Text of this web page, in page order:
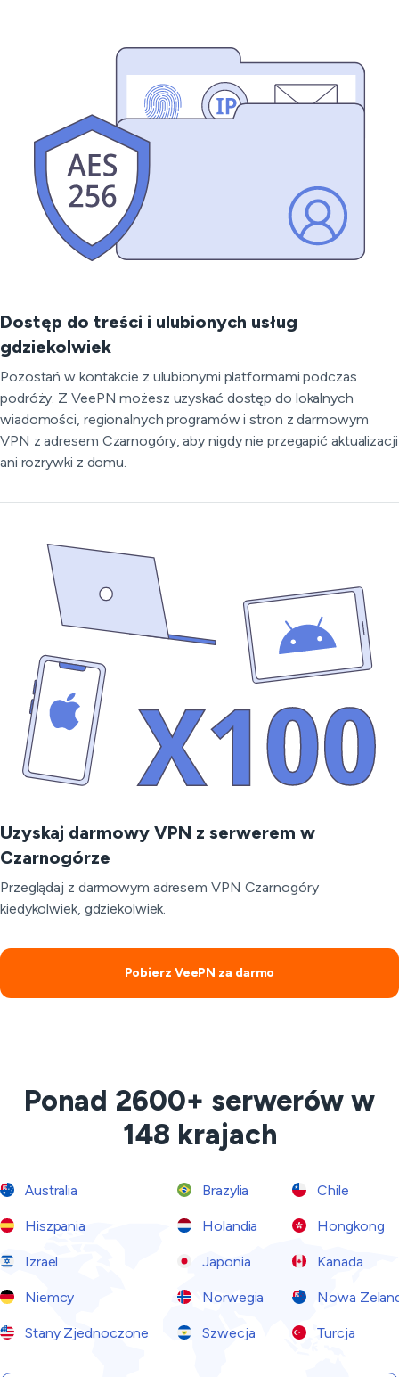
Dostęp do treści i ulubionych usług
gdziekolwiek
Pozostań w kontakcie z ulubionymi platformami podczas
podróży. Z VeePN możesz uzyskać dostęp do lokalnych
wiadomości, regionalnych programów i stron z darmowym
VPN z adresem Czarnogóry, aby nigdy nie przegapić aktualizacji
ani rozrywki z domu.
Uzyskaj darmowy VPN z serwerem w
Czarnogórze
Przeglądaj z darmowym adresem VPN Czarnogóry
kiedykolwiek, gdziekolwiek.
Pobierz VeePN za darmo
Ponad 2600+ serwerów w
148 krajach
Australia Brazylia Chile
Hiszpania Holandia Hongkong
Izrael Japonia Kanada
Niemcy Norwegia Nowa
Stany Zjednoczone Szwecja Turcja